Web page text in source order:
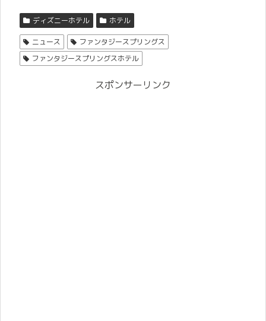
ディズニーホテル ホテル
ニュース
ファンタジースプリングス
ファンタジースプリングスホテル
スポンサーリンク